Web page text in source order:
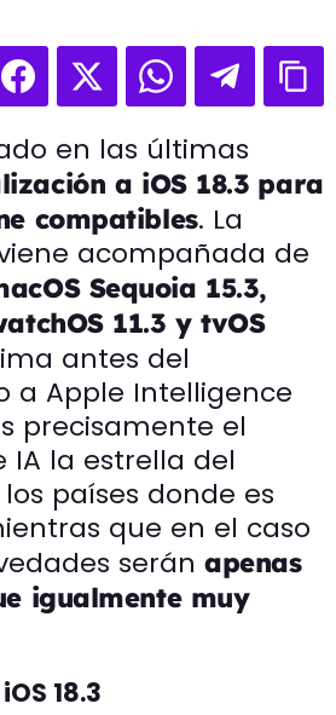
en las últimas
a iOS 18.3 para
compatibles. La
acompañada de
Sequoia 15.3,
11.3 y tvOS
antes del
a Apple Intelligence
precisamente el
IA la estrella del
países donde es
que en el caso
serán apenas
igualmente muy
18.3